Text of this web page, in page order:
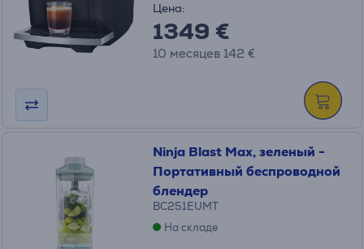
Цена:
1349 €
10 месяцев 142 €
Ninja Blast Max, зеленый -
Портативный беспроводной
блендер
BC251EUMT
На складе